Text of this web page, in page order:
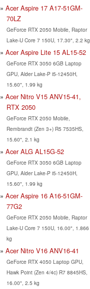
Acer Aspire 17 A17-51GM-
70LZ
GeForce RTX 2050 Mobile, Raptor
Lake-U Core 7 150U, 17.30", 2.2 kg
Acer Aspire Lite 15 AL15-52
GeForce RTX 3050 6GB Laptop
GPU, Alder Lake-P i5-12450H,
15.60", 1.99 kg
Acer Nitro V15 ANV15-41,
RTX 2050
GeForce RTX 2050 Mobile,
Rembrandt (Zen 3+) R5 7535HS,
15.60", 2.1 kg
Acer ALG AL15G-52
GeForce RTX 3050 6GB Laptop
GPU, Alder Lake-P i5-12450H,
15.60", 1.99 kg
Acer Aspire 16 A16-51GM-
77G2
GeForce RTX 2050 Mobile, Raptor
Lake-U Core 7 150U, 16.00", 1.866
kg
Acer Nitro V16 ANV16-41
GeForce RTX 4050 Laptop GPU,
Hawk Point (Zen 4/4c) R7 8845HS,
16.00", 2.5 kg